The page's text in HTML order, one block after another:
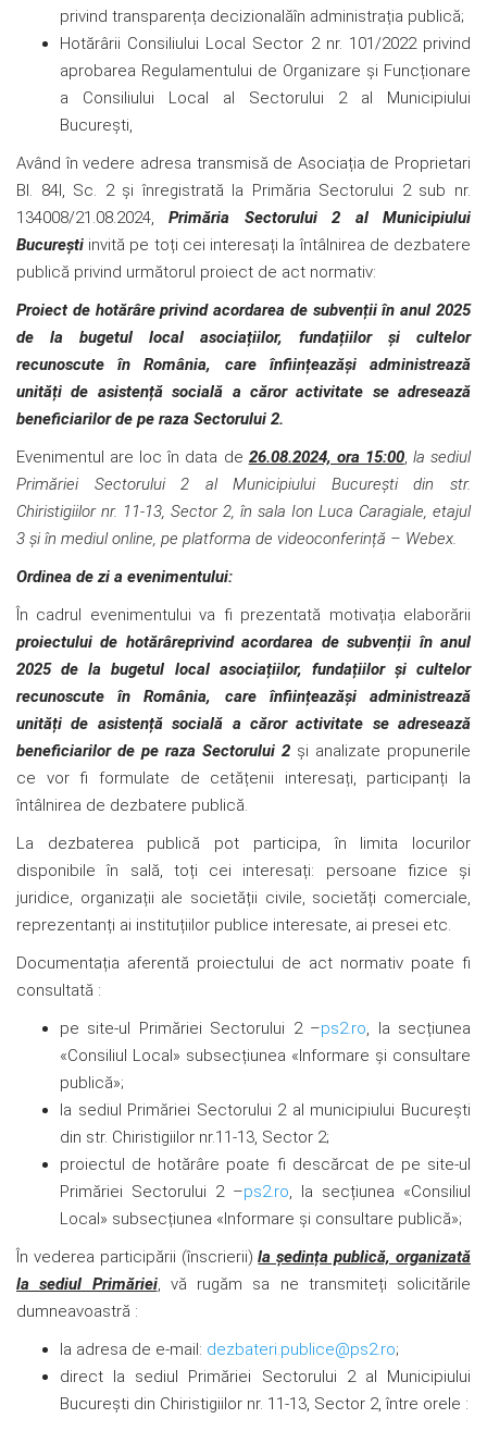
privind transparența decizionalăîn administrația publică;
Hotărârii Consiliului Local Sector 2 nr. 101/2022 privind
aprobarea Regulamentului de Organizare și Funcționare
a Consiliului Local al Sectorului 2 al Municipiului
București,
Având în vedere adresa transmisă de Asociația de Proprietari
Bl. 84I, Sc. 2 și înregistrată la Primăria Sectorului 2 sub nr.
134008/21.08.2024,Primăria Sectorului 2 al Municipiului
București invită pe toți cei interesați la întâlnirea de dezbatere
publică privind următorul proiect de act normativ:
Proiect de hotărâreprivind acordarea de subvenții în anul 2025
de la bugetul local asociațiilor, fundațiilor și cultelor
recunoscute în România, care înființeazăși administrează
unități de asistență socială a căror activitate se adresează
beneficiarilor de pe raza Sectorului 2.
Evenimentul are loc în data de 26.08.2024, ora 15:00, la sediul
Primăriei Sectorului 2 al Municipiului București din str.
Chiristigiilor nr. 11-13, Sector 2, în sala Ion Luca Caragiale, etajul
3 și în mediul online, pe platforma de videoconferință – Webex.
Ordinea de zi a evenimentului:
În cadrul evenimentului va fi prezentată motivația elaborării
proiectului de hotărâreprivind acordarea de subvenții în anul
2025 de la bugetul local asociațiilor, fundațiilor și cultelor
recunoscute în România, care înființeazăși administrează
unități de asistență socială a căror activitate se adresează
beneficiarilor de pe raza Sectorului 2 și analizate propunerile
ce vor fi formulate de cetățenii interesați, participanți la
întâlnirea de dezbatere publică.
La dezbaterea publică pot participa, în limita locurilor
disponibile în sală, toți cei interesați: persoane fizice și
juridice, organizații ale societății civile, societăți comerciale,
reprezentanți ai instituțiilor publice interesate, ai presei etc.
Documentația aferentă proiectului de act normativ poate fi
consultată :
pe site-ul Primăriei Sectorului 2 –ps2.ro, la secțiunea
«Consiliul Local» subsecțiunea «Informare și consultare
publică»;
la sediul Primăriei Sectorului 2 al municipiului București
din str. Chiristigiilor nr.11-13, Sector 2;
proiectul de hotărâre poate fi descărcat de pe site-ul
Primăriei Sectorului 2 –ps2.ro, la secțiunea «Consiliul
Local» subsecțiunea «Informare și consultare publică»;
În vederea participării (înscrierii)la ședința publică, organizată
la sediul Primăriei, vă rugăm sa ne transmiteți solicitările
dumneavoastră :
la adresa de e-mail: dezbateri.publice@ps2.ro;
direct la sediul Primăriei Sectorului 2 al Municipiului
București din Chiristigiilor nr. 11-13, Sector 2, între orele :